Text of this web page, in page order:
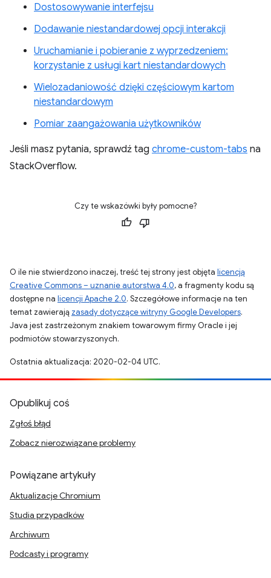
Dostosowywanie interfejsu
Dodawanie niestandardowej opcji interakcji
Uruchamianie i pobieranie z wyprzedzeniem:
korzystanie z usługi kart niestandardowych
Wielozadaniowość dzięki częściowym kartom
niestandardowym
Pomiar zaangażowania użytkowników
Jeśli masz pytania, sprawdź tag chrome-custom-tabs na
StackOverflow.
Czy te wskazówki były pomocne?
O ile nie stwierdzono inaczej, treść tej strony jest objęta licencją
Creative Commons – uznanie autorstwa 4.0, a fragmenty kodu są
dostępne na licencji Apache 2.0. Szczegółowe informacje na ten
temat zawierają zasady dotyczące witryny Google Developers.
Java jest zastrzeżonym znakiem towarowym firmy Oracle i jej
podmiotów stowarzyszonych.
Ostatnia aktualizacja: 2020-02-04 UTC.
Opublikuj coś
Zgłoś błąd
Zobacz nierozwiązane problemy
Powiązane artykuły
Aktualizacje Chromium
Studia przypadków
Archiwum
Podcasty i programy